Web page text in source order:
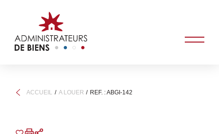
ACCUEIL A LOUER REF. : ABGI-142